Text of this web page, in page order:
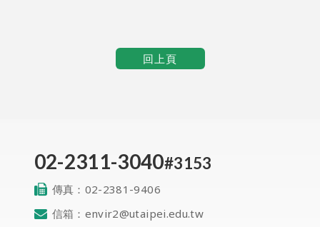
回上頁
02-2311-3040#3153
傳真： 02-2381-9406
信箱： envir2@utaipei.edu.tw